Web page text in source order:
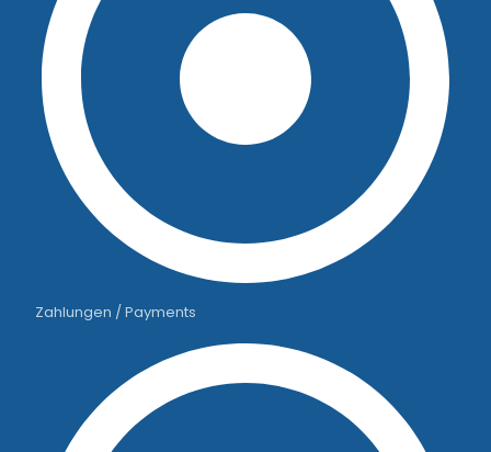
Zahlungen / Payments